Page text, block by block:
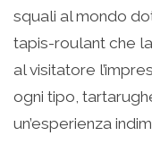
squali al mondo
tapis-roulant che
al visitatore
ogni tipo,
un’esperienza